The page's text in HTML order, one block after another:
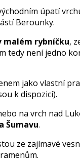
úpatí
Berounky.
malém rybníčku,
tedy není jedno
jako vlastní
k dispozici).
na vrch nad
Šumavu.
ze zajímavé